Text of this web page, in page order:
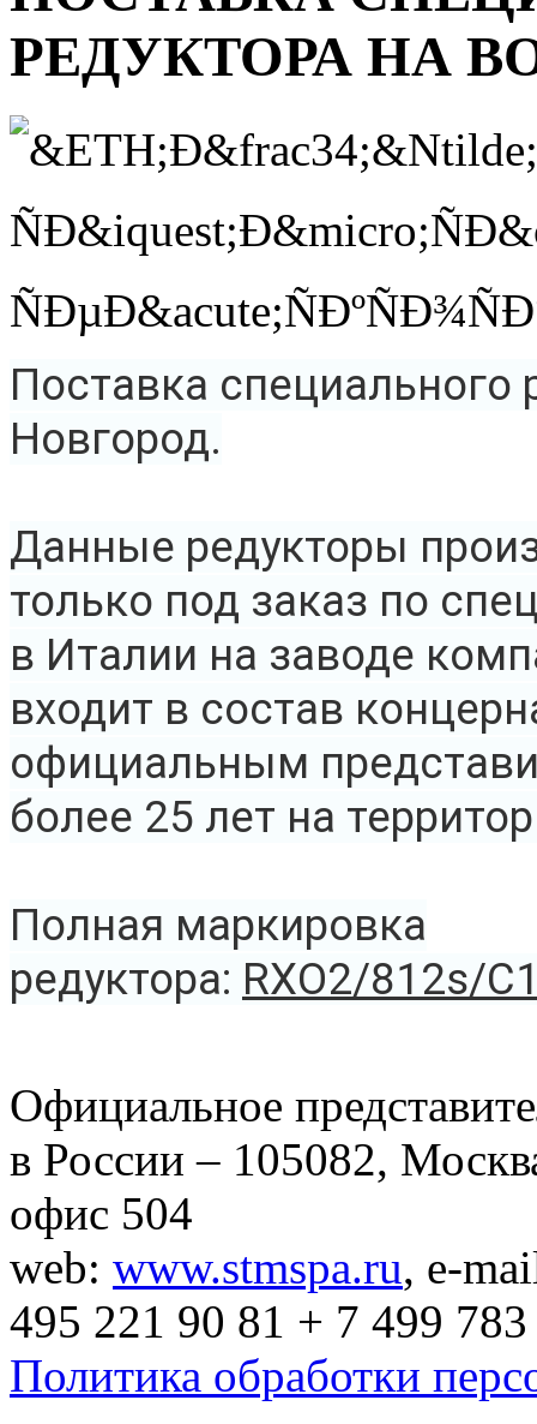
РЕДУКТОРА НА
Поставка специального
Новгород.
Данные редукторы
только под заказ по
в Италии на заводе
входит в состав
официальным
более 25 лет на
Полная маркировка
редуктора: RXO2/812s/
Официальное
в России – 105082,
офис 504
web: www.stmspa.ru, e-
495 221 90 81 + 7 499
Политика обработки